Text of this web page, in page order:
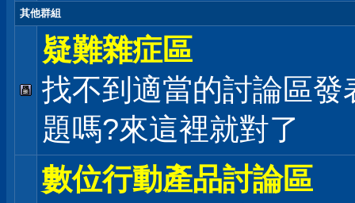
其他群組
疑難雜症區
找不到適當的討論區發
題嗎?來這裡就對了
數位行動產品討論區